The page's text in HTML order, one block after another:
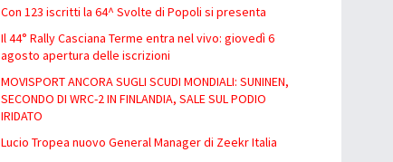
Con 123 iscritti la 64^ Svolte di Popoli si presenta
Il 44° Rally Casciana Terme entra nel vivo: giovedì 6
agosto apertura delle iscrizioni
MOVISPORT ANCORA SUGLI SCUDI MONDIALI: SUNINEN,
SECONDO DI WRC-2 IN FINLANDIA, SALE SUL PODIO
IRIDATO
Lucio Tropea nuovo General Manager di Zeekr Italia